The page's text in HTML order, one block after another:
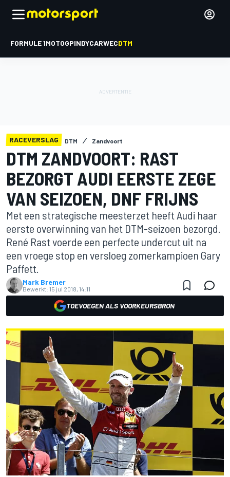
FORMULE 1MOTOGPINDYCARWECDTM
RACEVERSLAG DTM Zandvoort
DTM ZANDVOORT: RAST
BEZORGT AUDI EERSTE ZEGE
VAN SEIZOEN, DNF FRIJNS
Met een strategische meesterzet heeft Audi haar
eerste overwinning van het DTM-seizoen bezorgd.
René Rast voerde een perfecte undercut uit na
een vroege stop en versloeg zomerkampioen Gary
Paffett.
Mark Bremer
Bewerkt: 15 jul 2018, 14:11
TOEVOEGEN ALS VOORKEURSBRON